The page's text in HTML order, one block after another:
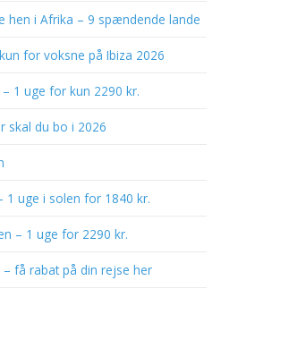
hen i Afrika – 9 spændende lande
for voksne på Ibiza 2026
1 uge for kun 2290 kr.
skal du bo i 2026
1 uge i solen for 1840 kr.
– 1 uge for 2290 kr.
få rabat på din rejse her